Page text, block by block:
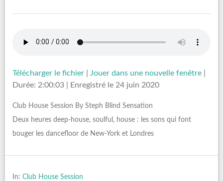
Télécharger le fichier Jouer dans une nouvelle fenêtre
Durée: 2:00:03
Enregistré le 24 juin 2020
Club House Session By Steph Blind Sensation
Deux heures deep-house, soulful, house : les sons qui font
bouger les dancefloor de New-York et Londres
In: Club House Session